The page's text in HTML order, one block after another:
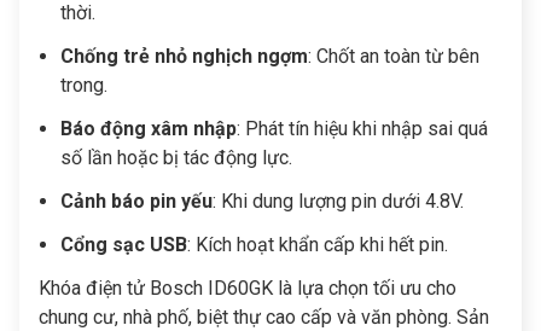
thời.
Chống trẻ nhỏ nghịch ngợm: Chốt an toàn từ bên
trong.
Báo động xâm nhập: Phát tín hiệu khi nhập sai quá
số lần hoặc bị tác động lực.
Cảnh báo pin yếu: Khi dung lượng pin dưới 4.8V.
Cổng sạc USB: Kích hoạt khẩn cấp khi hết pin.
Khóa điện tử Bosch ID60GK là lựa chọn tối ưu cho
chung cư, nhà phố, biệt thự cao cấp và văn phòng. Sản